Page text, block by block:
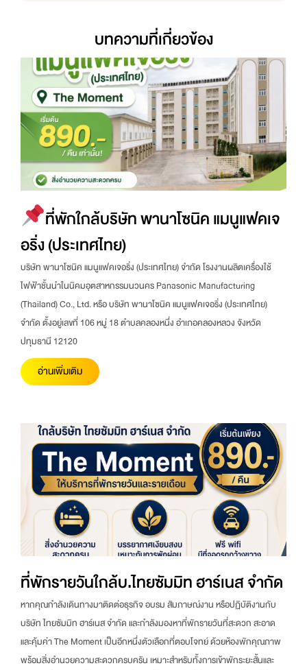
บทความที่เกี่ยวข้อง
ที่พักใกล้บริษัท พานาโซนิค แมนูแฟคเจ
อริ่ง (ประเทศไทย)
บริษัท พานาโซนิค แมนูแฟคเจอริ่ง (ประเทศไทย) จำกัด โรงงานผลิตเครื่องใช้
ไฟฟ้าชั้นนำในนิคมอุตสาหกรรมนวนคร Panasonic Manufacturing
(Thailand) Co., Ltd. หรือ บริษัท พานาโซนิค แมนูแฟคเจอริ่ง (ประเทศไทย)
จำกัด ตั้งอยู่เลขที่ 106 หมู่ 18 ตำบลคลองหนึ่ง อำเภอคลองหลวง จังหวัด
ปทุมธานี 12120
อ่านเพิ่มเติม
ที่พักรายวันใกล้บ.ไทยซัมมิท ฮาร์เนส จำกัด
หากคุณกำลังเดินทางมาติดต่อธุรกิจ อบรม สัมภาษณ์งาน หรือปฏิบัติงานกับ
บริษัท ไทยซัมมิท ฮาร์เนส จำกัด และกำลังมองหาที่พักรายวันที่สะดวก สะอาด
และคุ้มค่า The Moment เป็นอีกหนึ่งตัวเลือกที่ตอบโจทย์ ด้วยห้องพักคุณภาพ
พร้อมสิ่งอำนวยความสะดวกครบครัน เหมาะสำหรับทั้งการเข้าพักระยะสั้นและ